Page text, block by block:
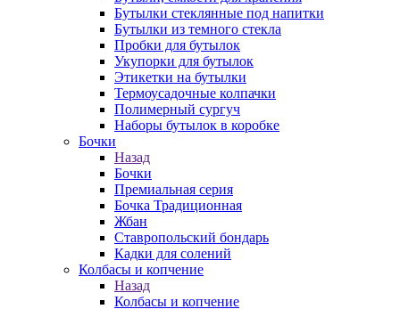
Бутылки стеклянные под напитки
Бутылки из темного стекла
Пробки для бутылок
Укупорки для бутылок
Этикетки на бутылки
Термоусадочные колпачки
Полимерный сургуч
Наборы бутылок в коробке
Бочки
Назад
Бочки
Премиальная серия
Бочка Традиционная
Жбан
Ставропольский бондарь
Кадки для солений
Колбасы и копчение
Назад
Колбасы и копчение